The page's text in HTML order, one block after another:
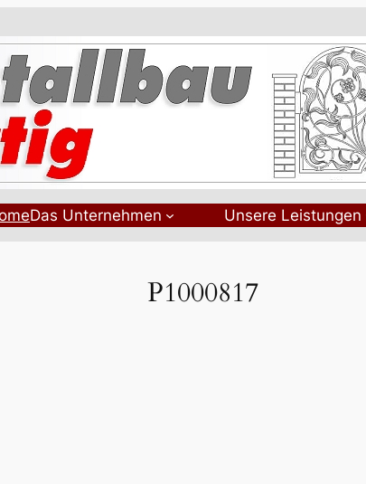
Das Unternehmen Unsere Leistungen
P1000817